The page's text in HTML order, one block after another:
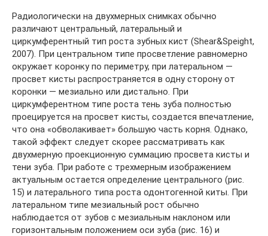
Радиологически на двухмерных снимках обычно
различают центральный, латеральный и
циркумферентный тип роста зубных кист (Shear&Speight,
2007). При центральном типе просветление равномерно
окружает коронку по периметру, при латеральном —
просвет кисты распространяется в одну сторону от
коронки — мезиально или дистально. При
циркумферентном типе роста тень зуба полностью
проецируется на просвет кисты, создается впечатление,
что она «обволакивает» большую часть корня. Однако,
такой эффект следует скорее рассматривать как
двухмерную проекционную суммацию просвета кисты и
тени зуба. При работе с трехмерным изображением
актуальным остается определение центрального (рис.
15) и латерального типа роста одонтогенной киты. При
латеральном типе мезиальный рост обычно
наблюдается от зубов с мезиальным наклоном или
горизонтальным положением оси зуба (рис. 16) и